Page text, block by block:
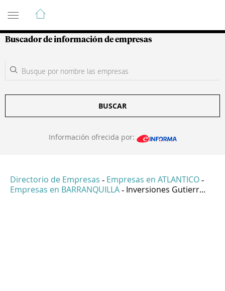
Guía de Empresas Colombianas
Buscador de información de empresas
BUSCAR
Información ofrecida por:
Directorio de Empresas - Empresas en ATLANTICO -
Empresas en BARRANQUILLA - Inversiones Gutierr...